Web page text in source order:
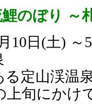
のぼり ～
10日(土) ～
定山渓温
上旬にかけ